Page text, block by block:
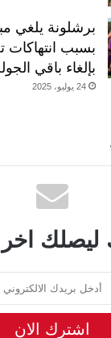
برشلونة يلغي
بسبب انتهاكات
بإلغاء باقي
24 يوليو، 2025
اخر